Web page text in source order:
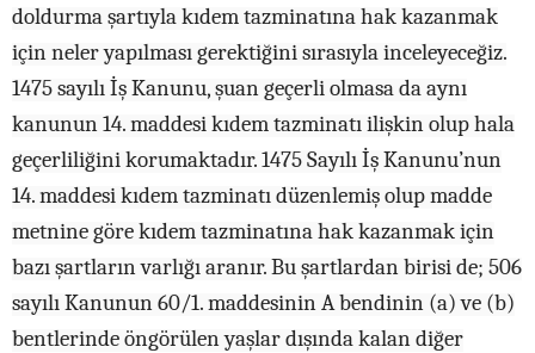
doldurma şartıyla kıdem tazminatına hak kazanmak
için neler yapılması gerektiğini sırasıyla inceleyeceğiz.
1475 sayılı İş Kanunu, şuan geçerli olmasa da aynı
kanunun 14. maddesi kıdem tazminatı ilişkin olup hala
geçerliliğini korumaktadır. 1475 Sayılı İş Kanunu’nun
14. maddesi kıdem tazminatı düzenlemiş olup madde
metnine göre kıdem tazminatına hak kazanmak için
bazı şartların varlığı aranır. Bu şartlardan birisi de; 506
sayılı Kanunun 60/1. maddesinin A bendinin (a) ve (b)
bentlerinde öngörülen yaşlar dışında kalan diğer